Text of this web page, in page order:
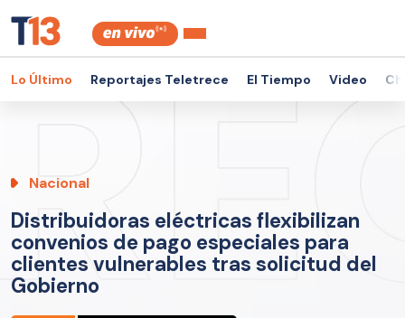
Lo Último Reportajes Teletrece El Tiempo Video
Nacional
Distribuidoras eléctricas flexibilizan
convenios de pago especiales para
clientes vulnerables tras solicitud del
Gobierno